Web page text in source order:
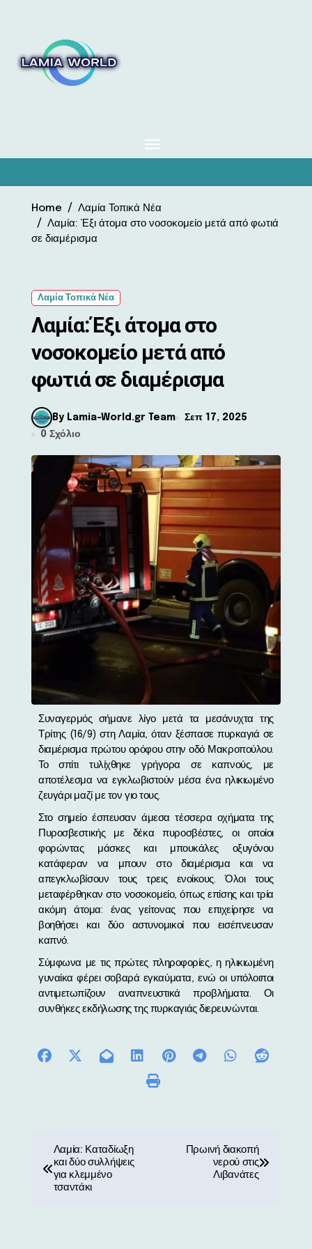
Home
Λαμία Τοπικά Νέα
Λαμία: Έξι άτομα στο νοσοκομείο μετά από φωτιά
σε διαμέρισμα
Λαμία Τοπικά Νέα
Λαμία: Έξι άτομα στο
νοσοκομείο μετά από
φωτιά σε διαμέρισμα
By Lamia-World.gr Team
Σεπ 17, 2025
0 Σχόλιο
Συναγερμός σήμανε λίγο μετά τα μεσάνυχτα της
Τρίτης (16/9) στη Λαμία, όταν ξέσπασε πυρκαγιά σε
διαμέρισμα πρώτου ορόφου στην οδό Μακροπούλου.
Το σπίτι τυλίχθηκε γρήγορα σε καπνούς, με
αποτέλεσμα να εγκλωβιστούν μέσα ένα ηλικιωμένο
ζευγάρι μαζί με τον γιο τους.
Στο σημείο έσπευσαν άμεσα τέσσερα οχήματα της
Πυροσβεστικής με δέκα πυροσβέστες, οι οποίοι
φορώντας μάσκες και μπουκάλες οξυγόνου
κατάφεραν να μπουν στο διαμέρισμα και να
απεγκλωβίσουν τους τρεις ενοίκους. Όλοι τους
μεταφέρθηκαν στο νοσοκομείο, όπως επίσης και τρία
ακόμη άτομα: ένας γείτονας που επιχείρησε να
βοηθήσει και δύο αστυνομικοί που εισέπνευσαν
καπνό.
Σύμφωνα με τις πρώτες πληροφορίες, η ηλικιωμένη
γυναίκα φέρει σοβαρά εγκαύματα, ενώ οι υπόλοιποι
αντιμετωπίζουν αναπνευστικά προβλήματα. Οι
συνθήκες εκδήλωσης της πυρκαγιάς διερευνώνται.
Λαμία: Καταδίωξη
και δύο συλλήψεις
για κλεμμένο
τσαντάκι
Πρωινή διακοπή
νερού στις
Λιβανάτες